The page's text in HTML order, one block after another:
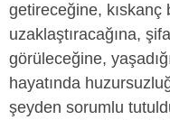
getireceğine, kıskanç
uzaklaştıracağına,
görüleceğine,
hayatında
şeyden sorumlu